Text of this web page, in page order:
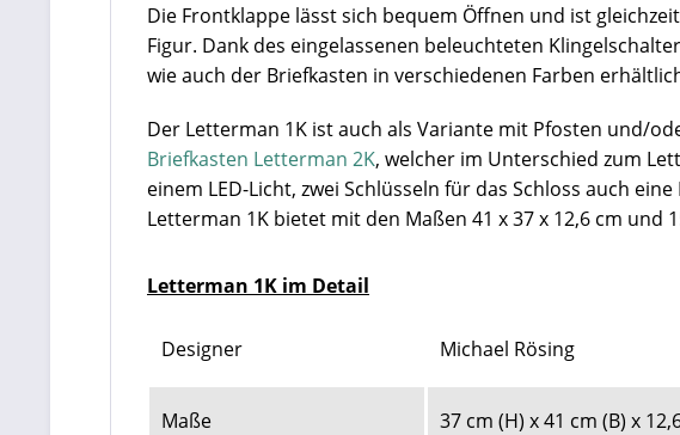
Die Frontklappe lässt sich bequem Öffnen und ist
Figur. Dank des eingelassenen beleuchteten
wie auch der Briefkasten in verschiedenen Farben
Der Letterman 1K ist auch als Variante mit Pfosten und/
Briefkasten Letterman 2K, welcher im Unterschied zum
einem LED-Licht, zwei Schlüsseln für das Schloss auch
Letterman 1K bietet mit den Maßen 41 x 37 x 12,6 cm
Letterman 1K im Detail
Designer Michael Rösing
Maße 37 cm (H) x 41 cm (B) x